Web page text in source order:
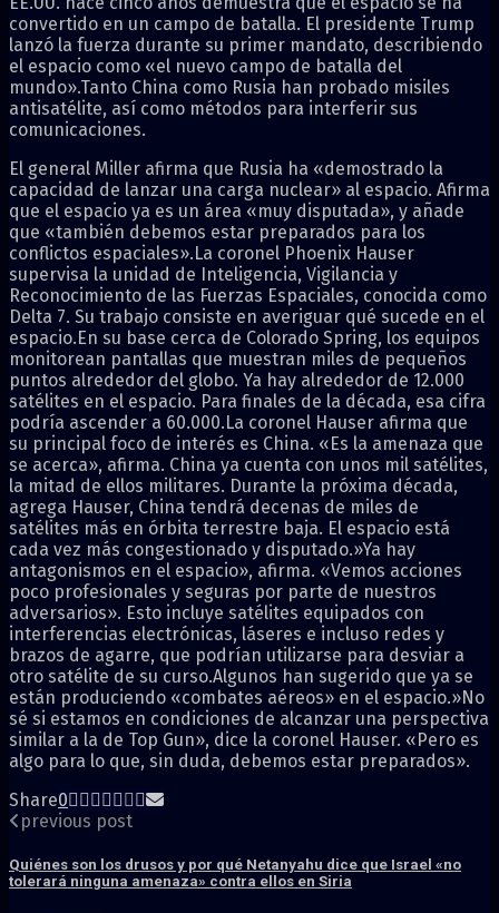
convertido en un campo de batalla. El presidente Trump
lanzó la fuerza durante su primer mandato, describiendo
el espacio como «el nuevo campo de batalla del
mundo».Tanto China como Rusia han probado misiles
antisatélite, así como métodos para interferir sus
comunicaciones.
El general Miller afirma que Rusia ha «demostrado la
capacidad de lanzar una carga nuclear» al espacio. Afirma
que el espacio ya es un área «muy disputada», y añade
que «también debemos estar preparados para los
conflictos espaciales».La coronel Phoenix Hauser
supervisa la unidad de Inteligencia, Vigilancia y
Reconocimiento de las Fuerzas Espaciales, conocida como
Delta 7. Su trabajo consiste en averiguar qué sucede en el
espacio.En su base cerca de Colorado Spring, los equipos
monitorean pantallas que muestran miles de pequeños
puntos alrededor del globo. Ya hay alrededor de 12.000
satélites en el espacio. Para finales de la década, esa cifra
podría ascender a 60.000.La coronel Hauser afirma que
su principal foco de interés es China. «Es la amenaza que
se acerca», afirma. China ya cuenta con unos mil satélites,
la mitad de ellos militares. Durante la próxima década,
agrega Hauser, China tendrá decenas de miles de
satélites más en órbita terrestre baja. El espacio está
cada vez más congestionado y disputado.»Ya hay
antagonismos en el espacio», afirma. «Vemos acciones
poco profesionales y seguras por parte de nuestros
adversarios». Esto incluye satélites equipados con
interferencias electrónicas, láseres e incluso redes y
brazos de agarre, que podrían utilizarse para desviar a
otro satélite de su curso.Algunos han sugerido que ya se
están produciendo «combates aéreos» en el espacio.»No
sé si estamos en condiciones de alcanzar una perspectiva
similar a la de Top Gun», dice la coronel Hauser. «Pero es
algo para lo que, sin duda, debemos estar preparados».
Share0
previous post
Quiénes son los drusos y por qué Netanyahu dice que Israel «no
tolerará ninguna amenaza» contra ellos en Siria